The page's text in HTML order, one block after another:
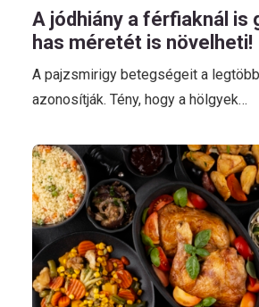
A jódhiány a férfiaknál is
has méretét is növelheti!
A pajzsmirigy betegségeit a
azonosítják. Tény, hogy a hölgyek…